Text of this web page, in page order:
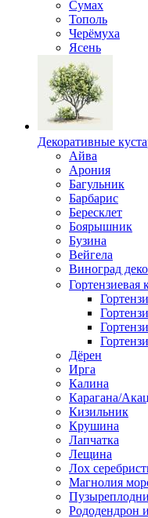
Сумах
Тополь
Черёмуха
Ясень
Декоративные
Айва
Арония
Багульник
Барбарис
Бересклет
Боярышник
Бузина
Вейгела
Виноград
Гортензиевая
Дёрен
Ирга
Калина
Карагана/
Кизильник
Крушина
Лапчатка
Лещина
Лох
Магнолия
Рододендрон